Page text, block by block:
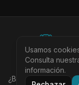
©
Aviso
¿Buscas la guía
Usamos
Consulta
información.